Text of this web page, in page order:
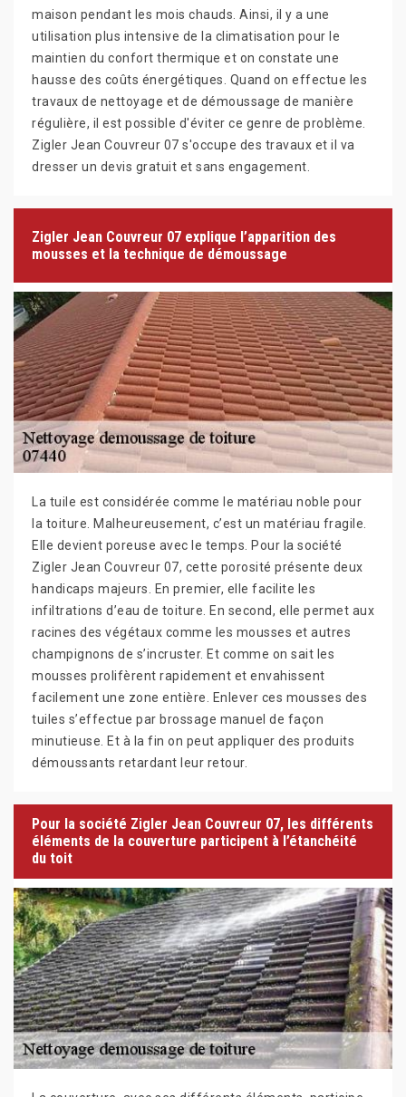
maison pendant les mois chauds. Ainsi, il y a une
utilisation plus intensive de la climatisation pour le
maintien du confort thermique et on constate une
hausse des coûts énergétiques. Quand on effectue les
travaux de nettoyage et de démoussage de manière
régulière, il est possible d'éviter ce genre de problème.
Zigler Jean Couvreur 07 s'occupe des travaux et il va
dresser un devis gratuit et sans engagement.
Zigler Jean Couvreur 07 explique l’apparition des
mousses et la technique de démoussage
La tuile est considérée comme le matériau noble pour
la toiture. Malheureusement, c’est un matériau fragile.
Elle devient poreuse avec le temps. Pour la société
Zigler Jean Couvreur 07, cette porosité présente deux
handicaps majeurs. En premier, elle facilite les
infiltrations d’eau de toiture. En second, elle permet aux
racines des végétaux comme les mousses et autres
champignons de s’incruster. Et comme on sait les
mousses prolifèrent rapidement et envahissent
facilement une zone entière. Enlever ces mousses des
tuiles s’effectue par brossage manuel de façon
minutieuse. Et à la fin on peut appliquer des produits
démoussants retardant leur retour.
Pour la société Zigler Jean Couvreur 07, les différents
éléments de la couverture participent à l’étanchéité
du toit